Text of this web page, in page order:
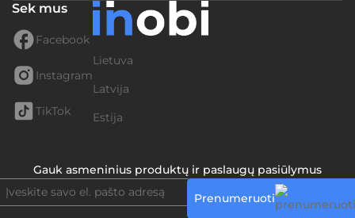
Sek mus
Facebook
Instagram
TikTok
Lietuva
Latvija
Estija
Gauk asmeninius produktų ir paslaugų pasiūlymus
Prenumeruoti